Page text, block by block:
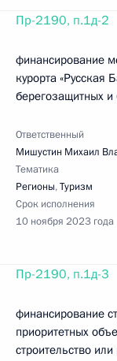
Пр-2190, п.1д-2
финансирование
курорта «Русская
берегозащитных и
Ответственный
Мишустин Михаил
Тематика
Регионы,Туризм
Срок исполнения
10 ноября 2023 года
Пр-2190, п.1д-3
финансирование
приоритетных
строительство